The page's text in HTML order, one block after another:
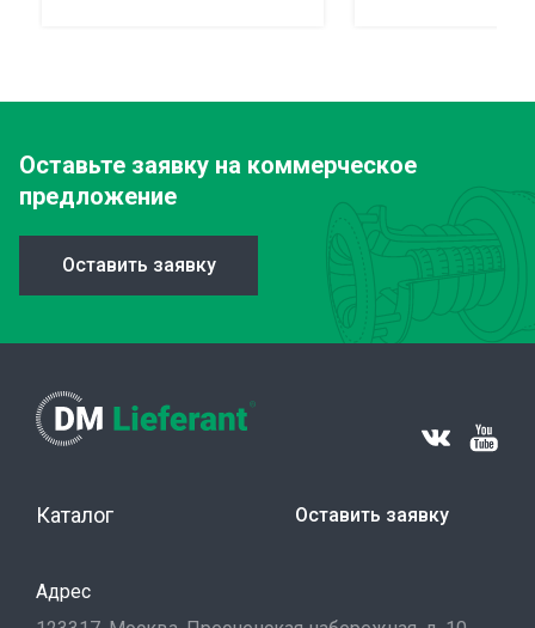
Оставьте заявку на коммерческое
предложение
Оставить заявку
Каталог Оставить заявку
Адрес